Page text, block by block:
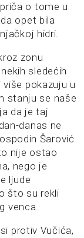
o tome u
opet bila
hidri.
zonu
sledećih
pokazuju u
stanju se naše
da je taj
danas ne
Šarović
nije ostao
nego je
ljude
što su rekli
venca.
protiv Vučića,